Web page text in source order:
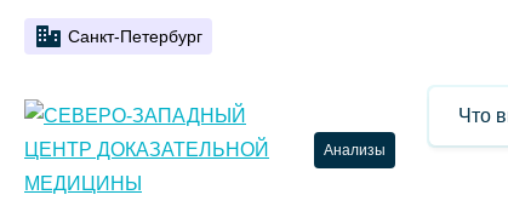
Санкт-Петербург
Анализы